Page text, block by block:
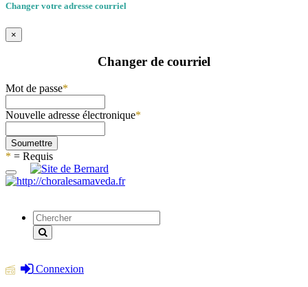
Changer votre adresse courriel
×
Changer de courriel
Mot de passe*
Nouvelle adresse électronique*
Soumettre
* = Requis
Connexion